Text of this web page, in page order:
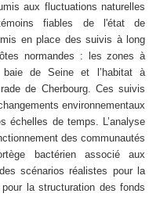
aux fluctuations naturelles
fiables de l'état de
en place des suivis à long
normandes : les zones à
de Seine et l’habitat à
de Cherbourg. Ces suivis
environnementaux
échelles de temps. L’analyse
des communautés
bactérien associé aux
scénarios réalistes pour la
la structuration des fonds